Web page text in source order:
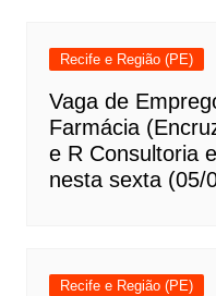
Recife e Região (PE)
Vaga de
Farmácia
e R Consultoria
nesta sexta (05/
Recife e Região (PE)